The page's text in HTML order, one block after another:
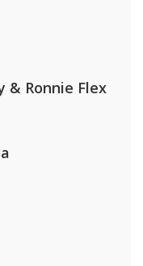
& Ronnie Flex